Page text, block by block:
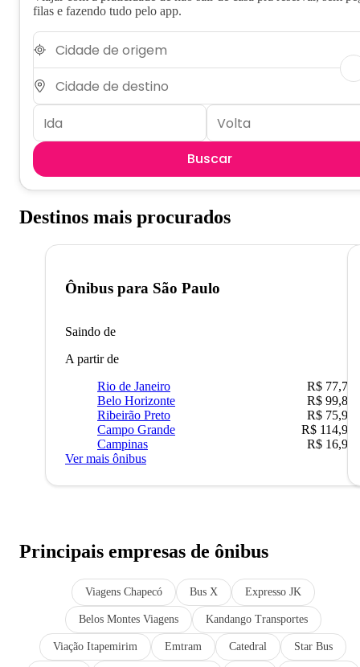
filas e fazendo tudo pelo app.
Buscar
Destinos mais procurados
Ônibus para São Paulo
Saindo de
A partir de
Rio de Janeiro
R$ 77,70
Belo Horizonte
R$ 99,89
Ribeirão Preto
R$ 75,90
Campo Grande
R$ 114,90
Campinas
R$ 16,90
Ver mais ônibus
Principais empresas de ônibus
Viagens Chapecó Bus X Expresso JK
Belos Montes Viagens Kandango Transportes
Viação Itapemirim Emtram Catedral Star Bus